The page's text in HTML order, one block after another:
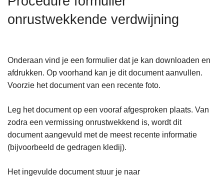
onrustwekkende verdwijning
Onderaan vind je een formulier dat je kan downloaden en
afdrukken. Op voorhand kan je dit document aanvullen.
Voorzie het document van een recente foto.
Leg het document op een vooraf afgesproken plaats. Van
zodra een vermissing onrustwekkend is, wordt dit
document aangevuld met de meest recente informatie
(bijvoorbeeld de gedragen kledij).
Het ingevulde document stuur je naar